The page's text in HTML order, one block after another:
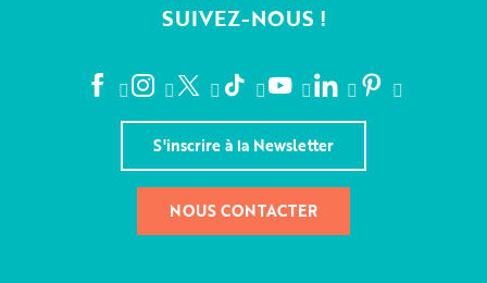
SUIVEZ-NOUS !
S'inscrire à la Newsletter
NOUS CONTACTER